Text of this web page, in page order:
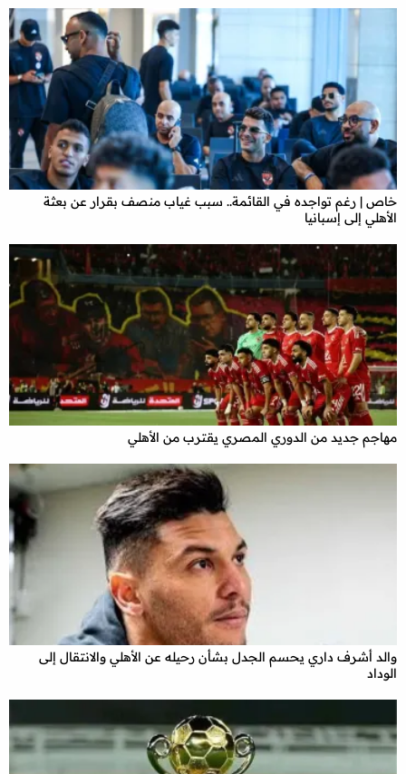
خاص | رغم تواجده في القائمة.. سبب غياب منصف بقرار عن بعثة
الأهلي إلى إسبانيا
مهاجم جديد من الدوري المصري يقترب من الأهلي
والد أشرف داري يحسم الجدل بشأن رحيله عن الأهلي والانتقال إلى
الوداد